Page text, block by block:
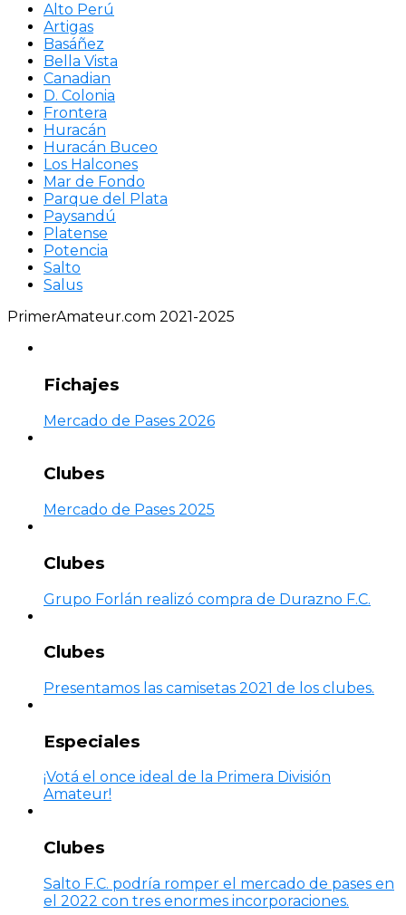
Alto Perú
Artigas
Basáñez
Bella Vista
Canadian
D. Colonia
Frontera
Huracán
Huracán Buceo
Los Halcones
Mar de Fondo
Parque del Plata
Paysandú
Platense
Potencia
Salto
Salus
PrimerAmateur.com 2021-2025
Fichajes
Mercado de Pases 2026
Clubes
Mercado de Pases 2025
Clubes
Grupo Forlán realizó compra de Durazno F.C.
Clubes
Presentamos las camisetas 2021 de los clubes.
Especiales
¡Votá el once ideal de la Primera División
Amateur!
Clubes
Salto F.C. podría romper el mercado de pases en
el 2022 con tres enormes incorporaciones.